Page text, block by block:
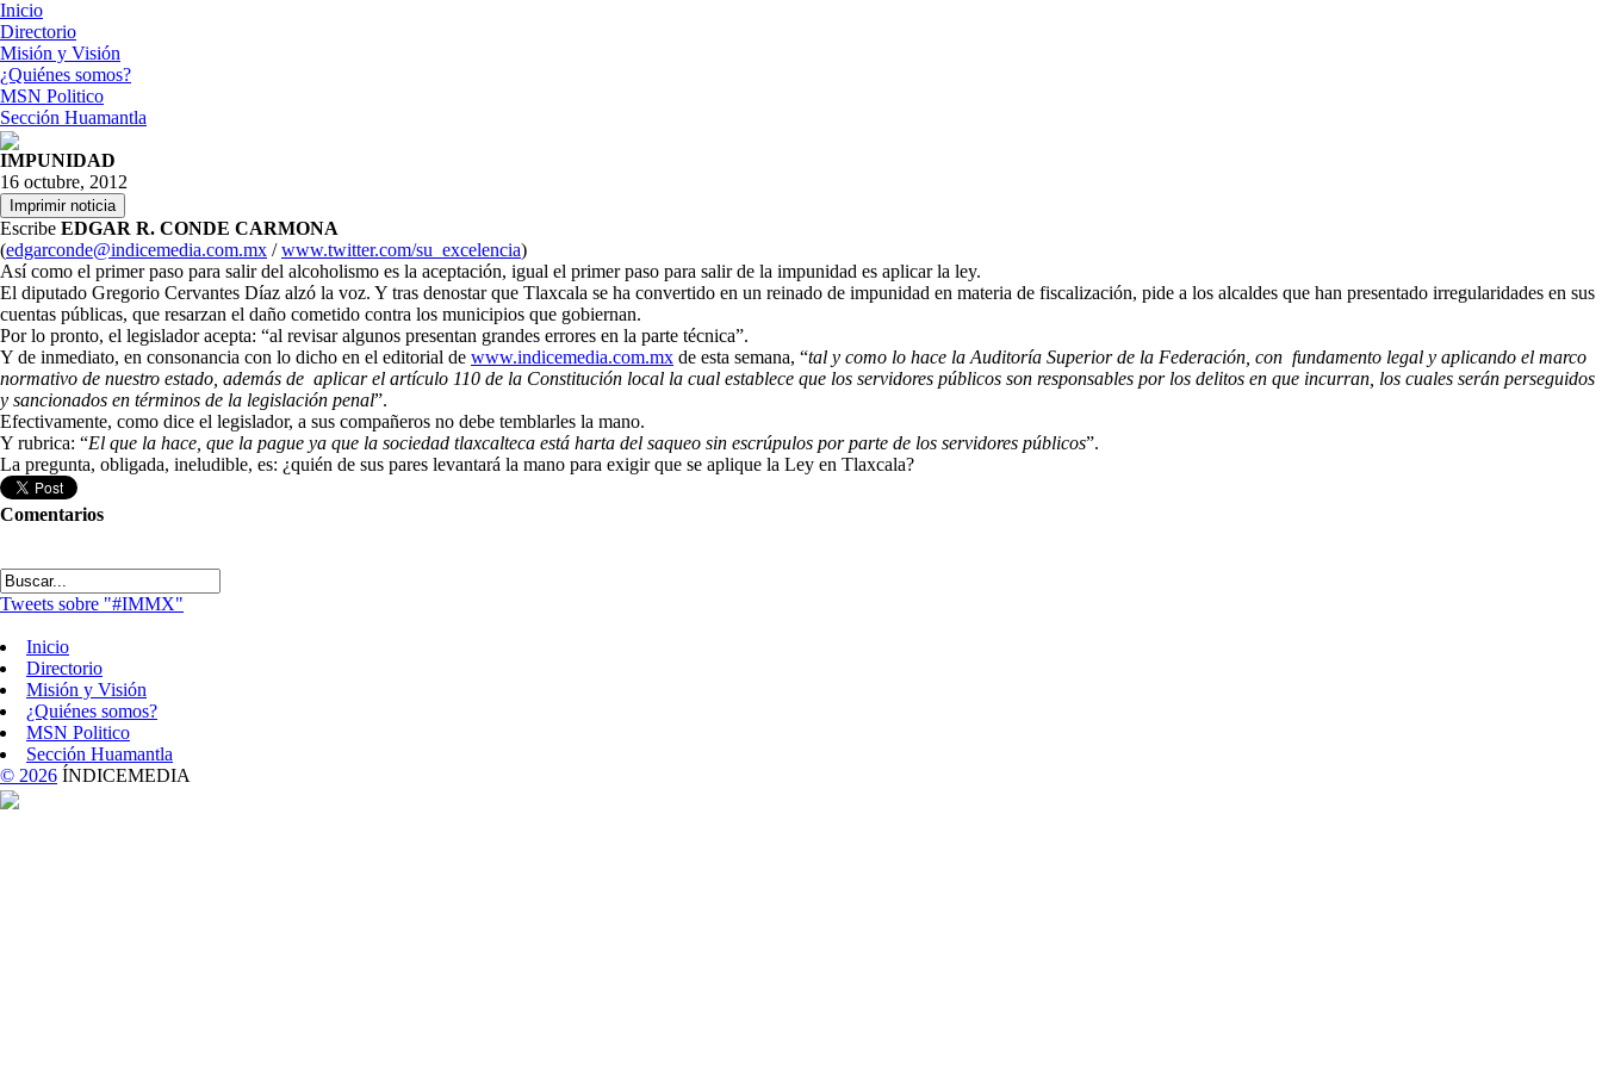
Inicio
Directorio
Misión y Visión
¿Quiénes somos?
MSN Politico
Sección Huamantla
IMPUNIDAD
16 octubre, 2012
Escribe EDGAR R. CONDE CARMONA
(edgarconde@indicemedia.com.mx /www.twitter.com/su_excelencia)
Así como el primer paso para salir del alcoholismo es la aceptación, igual el primer paso para salir de la impunidad es aplicar la ley.
El diputado Gregorio Cervantes Díaz alzó la voz. Y tras denostar que Tlaxcala se ha convertido en un reinado de impunidad en materia de fiscalización, pide a los alcaldes que han presentado irregularidades en sus
cuentas públicas, que resarzan el daño cometido contra los municipios que gobiernan.
Por lo pronto, el legislador acepta: “al revisar algunos presentan grandes errores en la parte técnica”.
Y de inmediato, en consonancia con lo dicho en el editorial de www.indicemedia.com.mx de esta semana, “tal y como lo hace la Auditoría Superior de la Federación, con fundamento legal y aplicando el marco
normativo de nuestro estado, además de aplicar el artículo 110 de la Constitución local la cual establece que los servidores públicos son responsables por los delitos en que incurran, los cuales serán perseguidos
y sancionados en términos de la legislación penal”.
Efectivamente, como dice el legislador, a sus compañeros no debe temblarles la mano.
Y rubrica: “El que la hace, que la pague ya que la sociedad tlaxcalteca está harta del saqueo sin escrúpulos por parte de los servidores públicos”.
La pregunta, obligada, ineludible, es: ¿quién de sus pares levantará la mano para exigir que se aplique la Ley en Tlaxcala?
Comentarios
Tweets sobre "#IMMX"
Inicio
Directorio
Misión y Visión
¿Quiénes somos?
MSN Politico
Sección Huamantla
© 2026 ÍNDICEMEDIA